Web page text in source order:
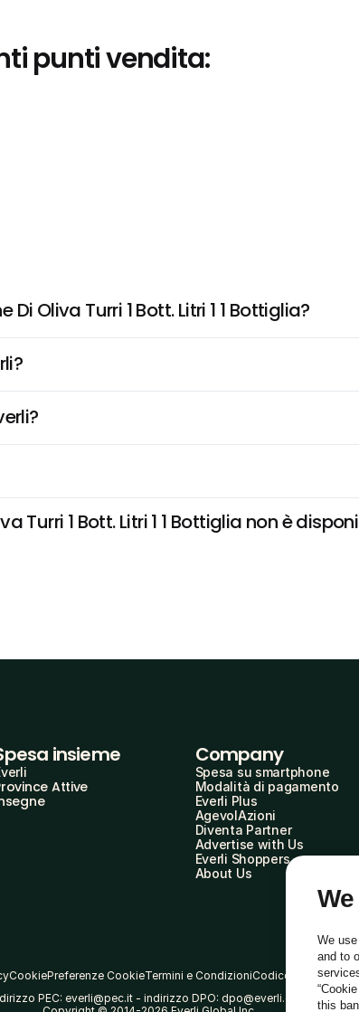
punti vendita:
Oliva Turri 1 Bott. Litri 1 1 Bottiglia?
Turri 1 Bott. Litri 1 1 Bottiglia non è
insieme
Attive
Company
Spesa su smartphone
Modalità di pagamento
Everli Plus
AgevolAzioni
Diventa Partner
Advertise with Us
Everli Shoppers
About Us
CookiePreferenze CookieTermini e CondizioniCodice Etico
PEC: everli@pec.it - indirizzo DPO: dpo@everli.com
We
and to
this